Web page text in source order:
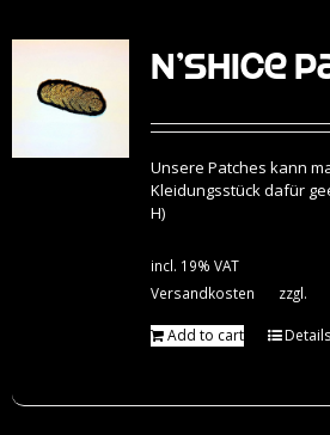
N’Shice
Unsere Patches kann
Kleidungsstück dafür
H)
incl. 19% VAT
zzgl.
Versandkosten
Add to cart Details